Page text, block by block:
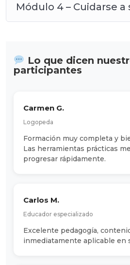
Módulo 4 – Cuidarse
Lo que dicen
participantes
Carmen G.
Logopeda
Formación muy completa y
Las herramientas prácticas
progresar rápidamente.
Carlos M.
Educador especializado
Excelente pedagogía,
inmediatamente aplicable en